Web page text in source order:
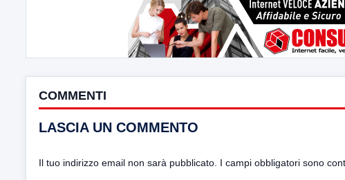
COMMENTI
LASCIA UN COMMENTO
Il tuo indirizzo email non sarà pubblicato. I campi obbligatori sono